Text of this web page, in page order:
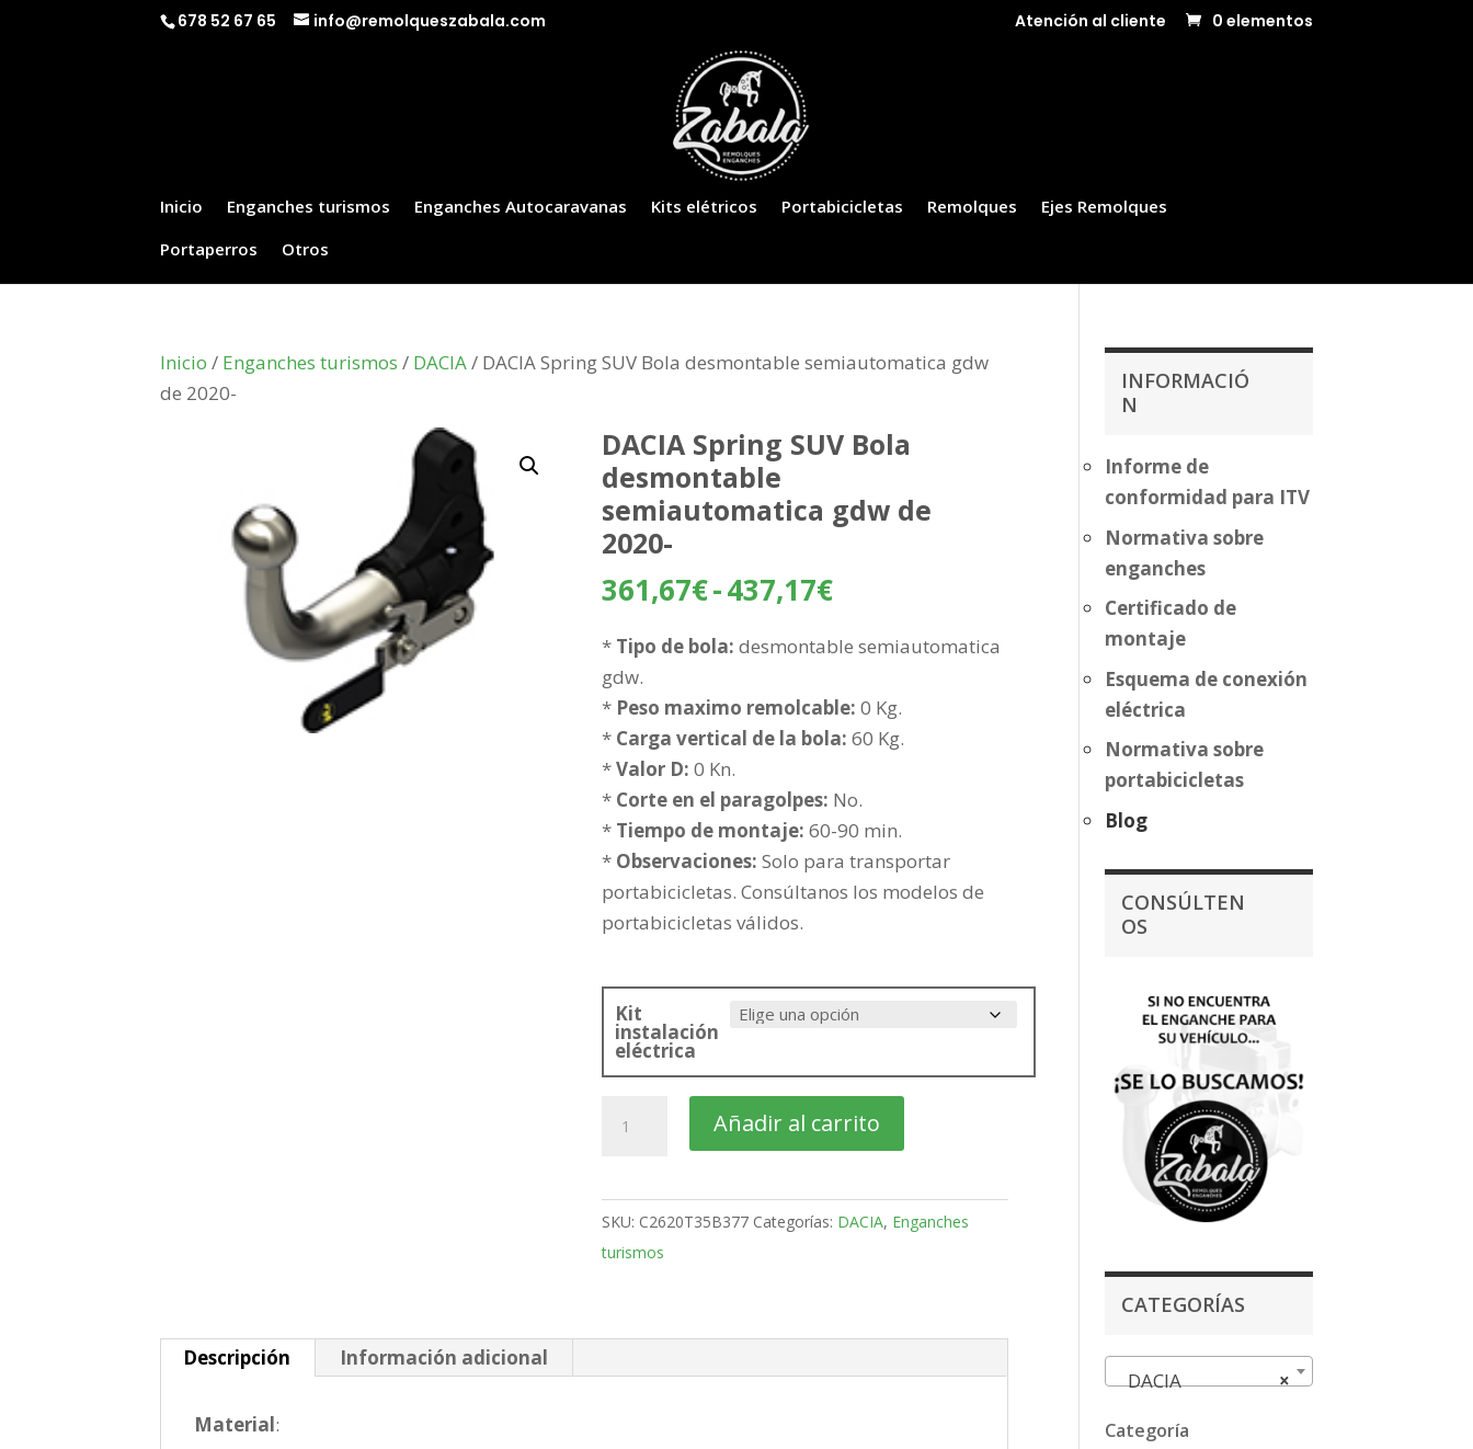
678 52 67 65 info@remolqueszabala.com Atención al cliente 0 elementos
Inicio Enganches turismos Enganches Autocaravanas Kits elétricos Portabicicletas Remolques
Ejes Remolques
Portaperros
Otros
Inicio / Enganches turismos / DACIA/ DACIA Spring SUV Bola desmontable semiautomatica gdw
de 2020-
DACIA Spring SUV Bola
desmontable
semiautomatica gdw de
2020-
361,67€-437,17€Rango
precios:
361,67€
hasta
* Tipo de bola: desmontable semiautomatica
gdw.
* Peso maximo remolcable: 0 Kg.
* Carga vertical de la bola: 60 Kg.
*Valor D: 0 Kn.
* Corte en el paragolpes: No.
* Tiempo de montaje: 60-90 min.
* Observaciones: Solo para transportar
portabicicletas. Consúltanos los modelos de
portabicicletas válidos.
Kit
instalación
eléctrica
Spring
Bola
desmontable
semiautomatica
Añadir al carrito
SKU: C2620T35B377 Categorías: DACIA, Enganches
turismos
Descripción Información adicional
Material:
INFORMACIÓ
N
Informe de
conformidad para ITV
Normativa sobre
enganches
Certificado de
montaje
Esquema de conexión
eléctrica
Normativa sobre
portabicicletas
Blog
CONSÚLTEN
OS
CATEGORÍAS
×
DACIA
Categoría